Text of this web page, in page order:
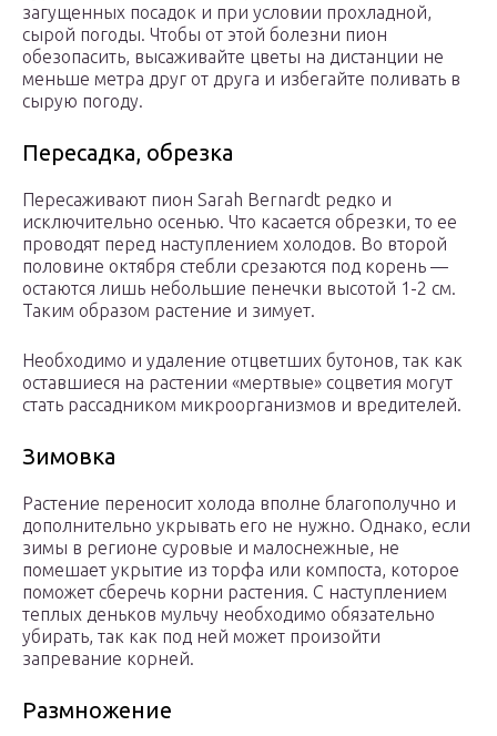
загущенных посадок и при условии прохладной,
сырой погоды. Чтобы от этой болезни пион
обезопасить, высаживайте цветы на дистанции не
меньше метра друг от друга и избегайте поливать в
сырую погоду.
Пересадка, обрезка
Пересаживают пион Sarah Bernardt редко и
исключительно осенью. Что касается обрезки, то ее
проводят перед наступлением холодов. Во второй
половине октября стебли срезаются под корень —
остаются лишь небольшие пенечки высотой 1-2 см.
Таким образом растение и зимует.
Необходимо и удаление отцветших бутонов, так как
оставшиеся на растении «мертвые» соцветия могут
стать рассадником микроорганизмов и вредителей.
Зимовка
Растение переносит холода вполне благополучно и
дополнительно укрывать его не нужно. Однако, если
зимы в регионе суровые и малоснежные, не
помешает укрытие из торфа или компоста, которое
поможет сберечь корни растения. С наступлением
теплых деньков мульчу необходимо обязательно
убирать, так как под ней может произойти
запревание корней.
Размножение